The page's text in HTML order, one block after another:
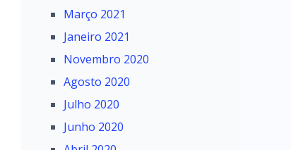
Março 2021
Janeiro 2021
Novembro 2020
Agosto 2020
Julho 2020
Junho 2020